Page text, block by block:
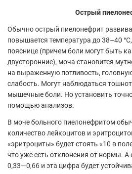
Острый
Обычно острый пиелонефрит
повышается температура до 38–40
пояснице (причем боли могут быть
двусторонние), моча становится
на выраженную потливость,
слабость. Могут наблюдаться
мышечные боли. Но установить
помощью анализов.
В моче больного пиелонефритом
количество лейкоцитов и
«эритроциты» будет стоять «10 в
что уже есть отклонения от нормы. А
0,33—0,66 и эта цифра будет